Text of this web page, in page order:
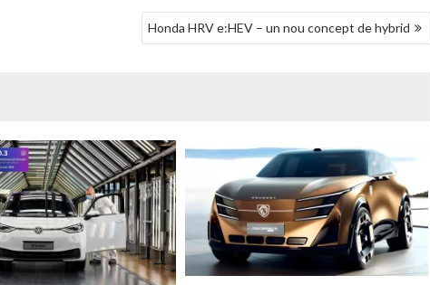
Honda HRV e:HEV – un nou concept de hybrid